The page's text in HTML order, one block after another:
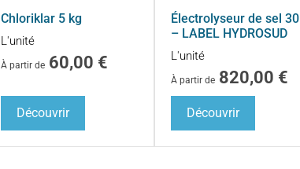
Chloriklar 5 kg
L'unité
À partir de 60,00 €
Découvrir
Électrolyseur de sel 30
– LABEL HYDROSUD
L'unité
À partir de 820,00 €
Découvrir